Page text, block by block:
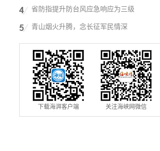
省防指提升防台风应急响应为三级
青山烟火升腾，念长征军民情深
下载海湃客户端 关注海峡网微信